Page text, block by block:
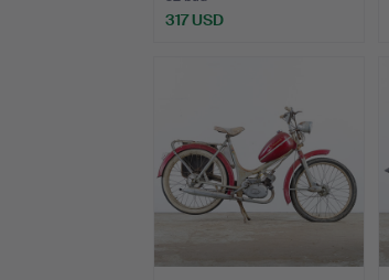
317 USD